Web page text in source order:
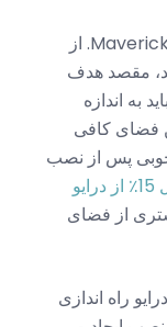
درایو راه اندازی با فضای کافی برای نصب Mavericks. از
مقصد هدف
به اندازه
فضای کافی
پس از نصب
دستورالعمل کلی ما حفظ حداقل 15٪ از درایو
از فضای
راه اندازی